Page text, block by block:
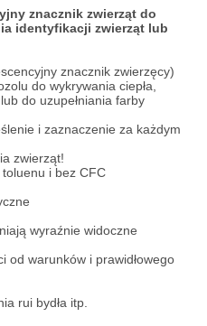
znacznik zwierząt do
identyfikacji zwierząt lub
znacznik zwierzęcy)
do wykrywania ciepła,
do uzupełniania farby
i zaznaczenie za każdym
zwierząt!
i bez CFC
wyraźnie widoczne
od warunków i prawidłowego
rui bydła itp.